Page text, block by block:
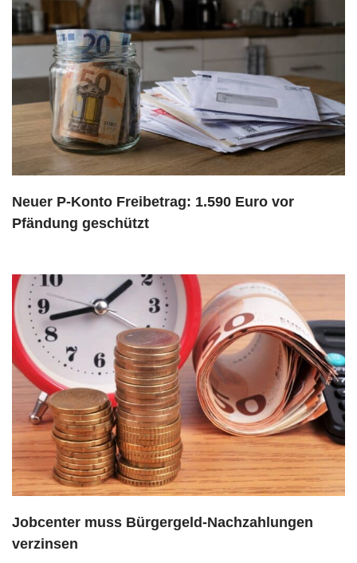
Neuer P-Konto Freibetrag: 1.590 Euro vor
Pfändung geschützt
Jobcenter muss Bürgergeld-Nachzahlungen
verzinsen